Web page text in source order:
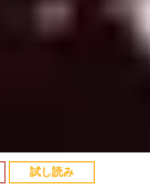
試し読み